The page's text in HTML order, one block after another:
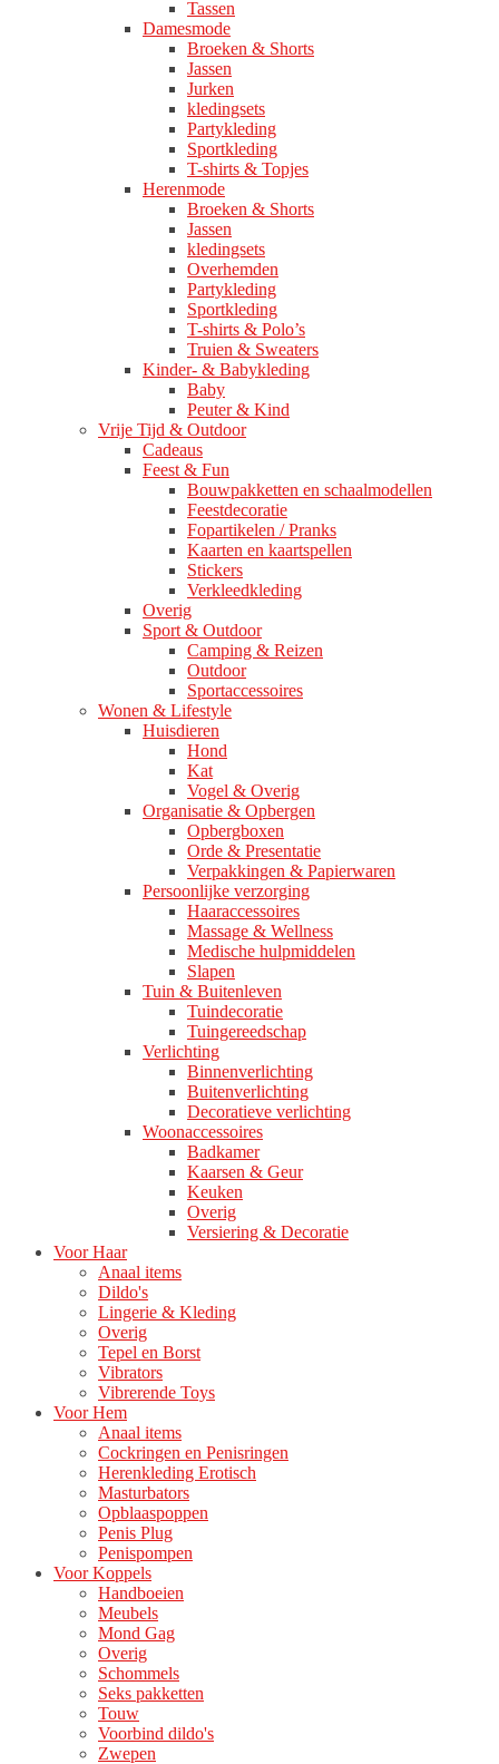
Tassen
Damesmode
Broeken & Shorts
Jassen
Jurken
kledingsets
Partykleding
Sportkleding
T-shirts & Topjes
Herenmode
Broeken & Shorts
Jassen
kledingsets
Overhemden
Partykleding
Sportkleding
T-shirts & Polo’s
Truien & Sweaters
Kinder- & Babykleding
Baby
Peuter & Kind
Vrije Tijd & Outdoor
Cadeaus
Feest & Fun
Bouwpakketten en schaalmodellen
Feestdecoratie
Fopartikelen / Pranks
Kaarten en kaartspellen
Stickers
Verkleedkleding
Overig
Sport & Outdoor
Camping & Reizen
Outdoor
Sportaccessoires
Wonen & Lifestyle
Huisdieren
Hond
Kat
Vogel & Overig
Organisatie & Opbergen
Opbergboxen
Orde & Presentatie
Verpakkingen & Papierwaren
Persoonlijke verzorging
Haaraccessoires
Massage & Wellness
Medische hulpmiddelen
Slapen
Tuin & Buitenleven
Tuindecoratie
Tuingereedschap
Verlichting
Binnenverlichting
Buitenverlichting
Decoratieve verlichting
Woonaccessoires
Badkamer
Kaarsen & Geur
Keuken
Overig
Versiering & Decoratie
Voor Haar
Anaal items
Dildo's
Lingerie & Kleding
Overig
Tepel en Borst
Vibrators
Vibrerende Toys
Voor Hem
Anaal items
Cockringen en Penisringen
Herenkleding Erotisch
Masturbators
Opblaaspoppen
Penis Plug
Penispompen
Voor Koppels
Handboeien
Meubels
Mond Gag
Overig
Schommels
Seks pakketten
Touw
Voorbind dildo's
Zwepen